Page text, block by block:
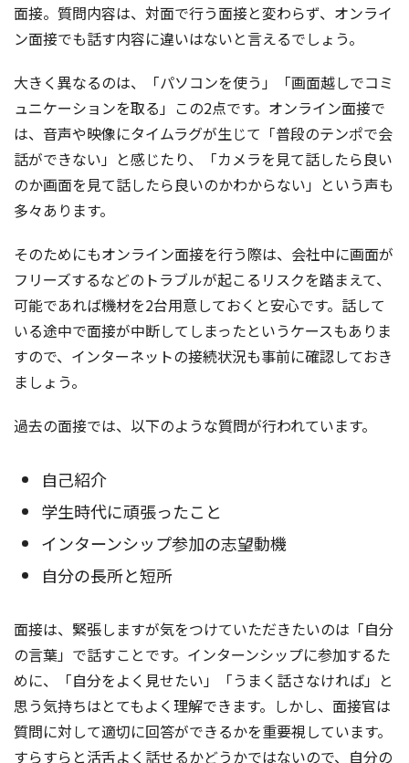
面接。質問内容は、対面で行う面接と変わらず、オンライ
ン面接でも話す内容に違いはないと言えるでしょう。
大きく異なるのは、「パソコンを使う」「画面越しでコミ
ュニケーションを取る」この2点です。オンライン面接で
は、音声や映像にタイムラグが生じて「普段のテンポで会
話ができない」と感じたり、「カメラを見て話したら良い
のか画面を見て話したら良いのかわからない」という声も
多々あります。
そのためにもオンライン面接を行う際は、会社中に画面が
フリーズするなどのトラブルが起こるリスクを踏まえて、
可能であれば機材を2台用意しておくと安心です。話して
いる途中で面接が中断してしまったというケースもありま
すので、インターネットの接続状況も事前に確認しておき
ましょう。
過去の面接では、以下のような質問が行われています。
自己紹介
学生時代に頑張ったこと
インターンシップ参加の志望動機
自分の長所と短所
面接は、緊張しますが気をつけていただきたいのは「自分
の言葉」で話すことです。インターンシップに参加するた
めに、「自分をよく見せたい」「うまく話さなければ」と
思う気持ちはとてもよく理解できます。しかし、面接官は
質問に対して適切に回答ができるかを重要視しています。
すらすらと活舌よく話せるかどうかではないので、自分の